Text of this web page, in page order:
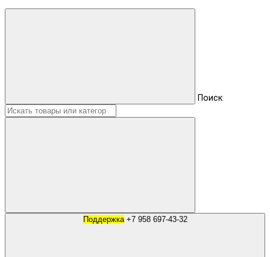
Поиск
Поддержка +7 958 697-43-32